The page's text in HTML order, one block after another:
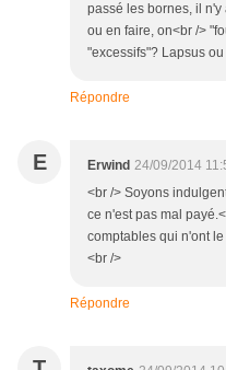
passé les bornes, il n'y
ou en faire, on<br />
"excessifs"? Lapsus
Répondre
E Erwind 24/09/2014
<br /> Soyons
ce n'est pas mal
comptables qui n'ont
<br />
Répondre